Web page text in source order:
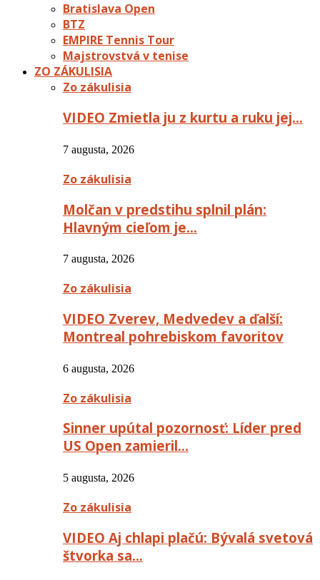
Bratislava Open
BTZ
EMPIRE Tennis Tour
Majstrovstvá v tenise
ZO ZÁKULISIA
Zo zákulisia
VIDEO Zmietla ju z kurtu a ruku jej…
7 augusta, 2026
Zo zákulisia
Molčan v predstihu splnil plán:
Hlavným cieľom je…
7 augusta, 2026
Zo zákulisia
VIDEO Zverev, Medvedev a ďalší:
Montreal pohrebiskom favoritov
6 augusta, 2026
Zo zákulisia
Sinner upútal pozornosť: Líder pred
US Open zamieril…
5 augusta, 2026
Zo zákulisia
VIDEO Aj chlapi plačú: Bývalá svetová
štvorka sa…